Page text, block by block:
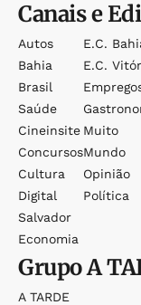
Canais e
Autos
Bahia
Brasil
Saúde
Cineinsite
Concursos
Cultura
Digital
Salvador
Economia
E.c.
E.c.
Muito
Mundo
Opinião
Política
GrupoA
A TARDE